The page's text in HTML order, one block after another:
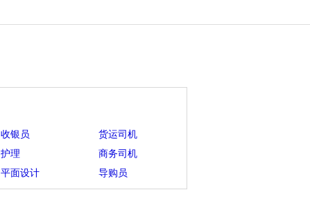
收银员
货运司机
护理
商务司机
平面设计 导购员